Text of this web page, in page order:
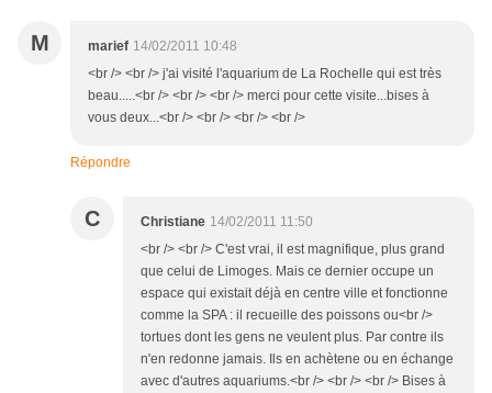
M marief 14/02/2011 10:48
<br /> <br /> j'ai visité l'aquarium de La Rochelle qui est très
beau.....<br /> <br /> <br /> merci pour cette visite...bises à
vous deux...<br /> <br /> <br /> <br />
Répondre
C Christiane 14/02/2011 11:50
<br /> <br /> C'est vrai, il est magnifique, plus grand
que celui de Limoges. Mais ce dernier occupe un
espace qui existait déjà en centre ville et fonctionne
comme la SPA : il recueille des poissons ou<br />
tortues dont les gens ne veulent plus. Par contre ils
n'en redonne jamais. Ils en achètene ou en échange
avec d'autres aquariums.<br /> <br /> <br /> Bises à